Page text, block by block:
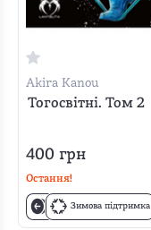
Akira Kanou
Тогосвітні. Том 2
400 грн
Остання!
Зимова підтримка